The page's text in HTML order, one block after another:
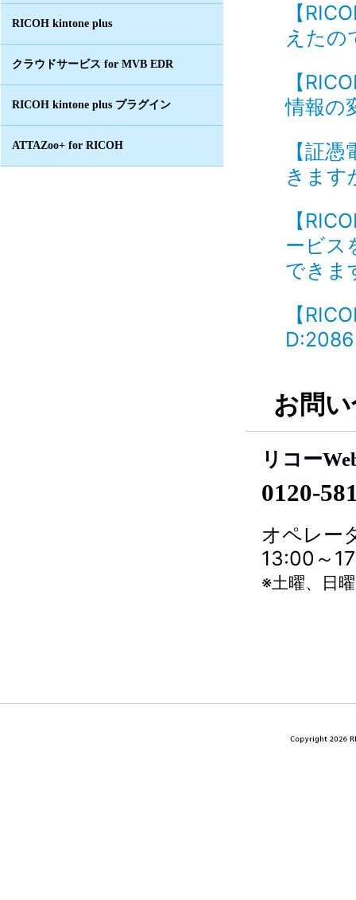
RICOH kintone plus
クラウドサービス for MVB EDR
RICOH kintone plus プラグイン
ATTAZoo+ for RICOH
【
えた
【
情報
【証
きま
【
ービス
でき
【
お問
リコー
0120-
オペレー
13:00～
※土曜、日